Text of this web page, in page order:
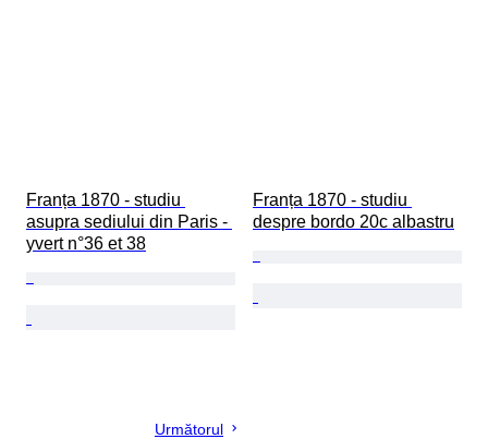
Franța 1870 - studiu
asupra sediului din Paris -
yvert n°36 et 38
Franța 1870 - studiu
despre bordo 20c albastru
Următorul